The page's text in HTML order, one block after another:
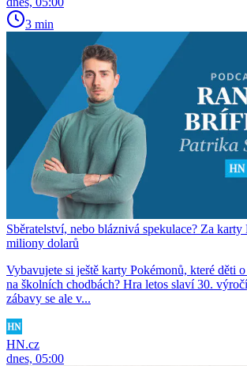
3 min
Sběratelství, nebo bláznivá spekulace? Za karty
miliony dolarů
Vybavujete si ještě karty Pokémonů, které děti
na školních chodbách? Hra letos slaví 30.
zábavy se ale v...
HN.cz
dnes, 05:00